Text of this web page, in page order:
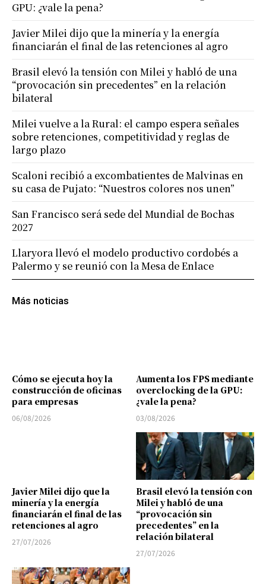
Más noticias
Cómo se ejecuta hoy la
construcción de oficinas
para empresas
06/08/2026
Aumenta los FPS mediante
overclocking de la GPU:
¿vale la pena?
03/08/2026
Javier Milei dijo que la
minería y la energía
financiarán el final de las
retenciones al agro
27/07/2026
Brasil elevó la tensión con
Milei y habló de una
“provocación sin
precedentes” en la
relación bilateral
27/07/2026
GPU: ¿vale la pena?
Javier Milei dijo que la minería y la energía
financiarán el final de las retenciones al agro
Brasil elevó la tensión con Milei y habló de una
“provocación sin precedentes” en la relación
bilateral
Milei vuelve a la Rural: el campo espera señales
sobre retenciones, competitividad y reglas de
largo plazo
Scaloni recibió a excombatientes de Malvinas en
su casa de Pujato: “Nuestros colores nos unen”
San Francisco será sede del Mundial de Bochas
2027
Llaryora llevó el modelo productivo cordobés a
Palermo y se reunió con la Mesa de Enlace